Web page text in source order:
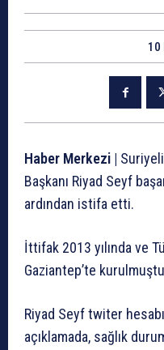
10
Haber Merkezi |
Başkanı Riyad Seyf
ardından istifa etti.
İttifak 2013 yılında ve
Gaziantep’te
Riyad Seyf twiter
açıklamada, sağlık